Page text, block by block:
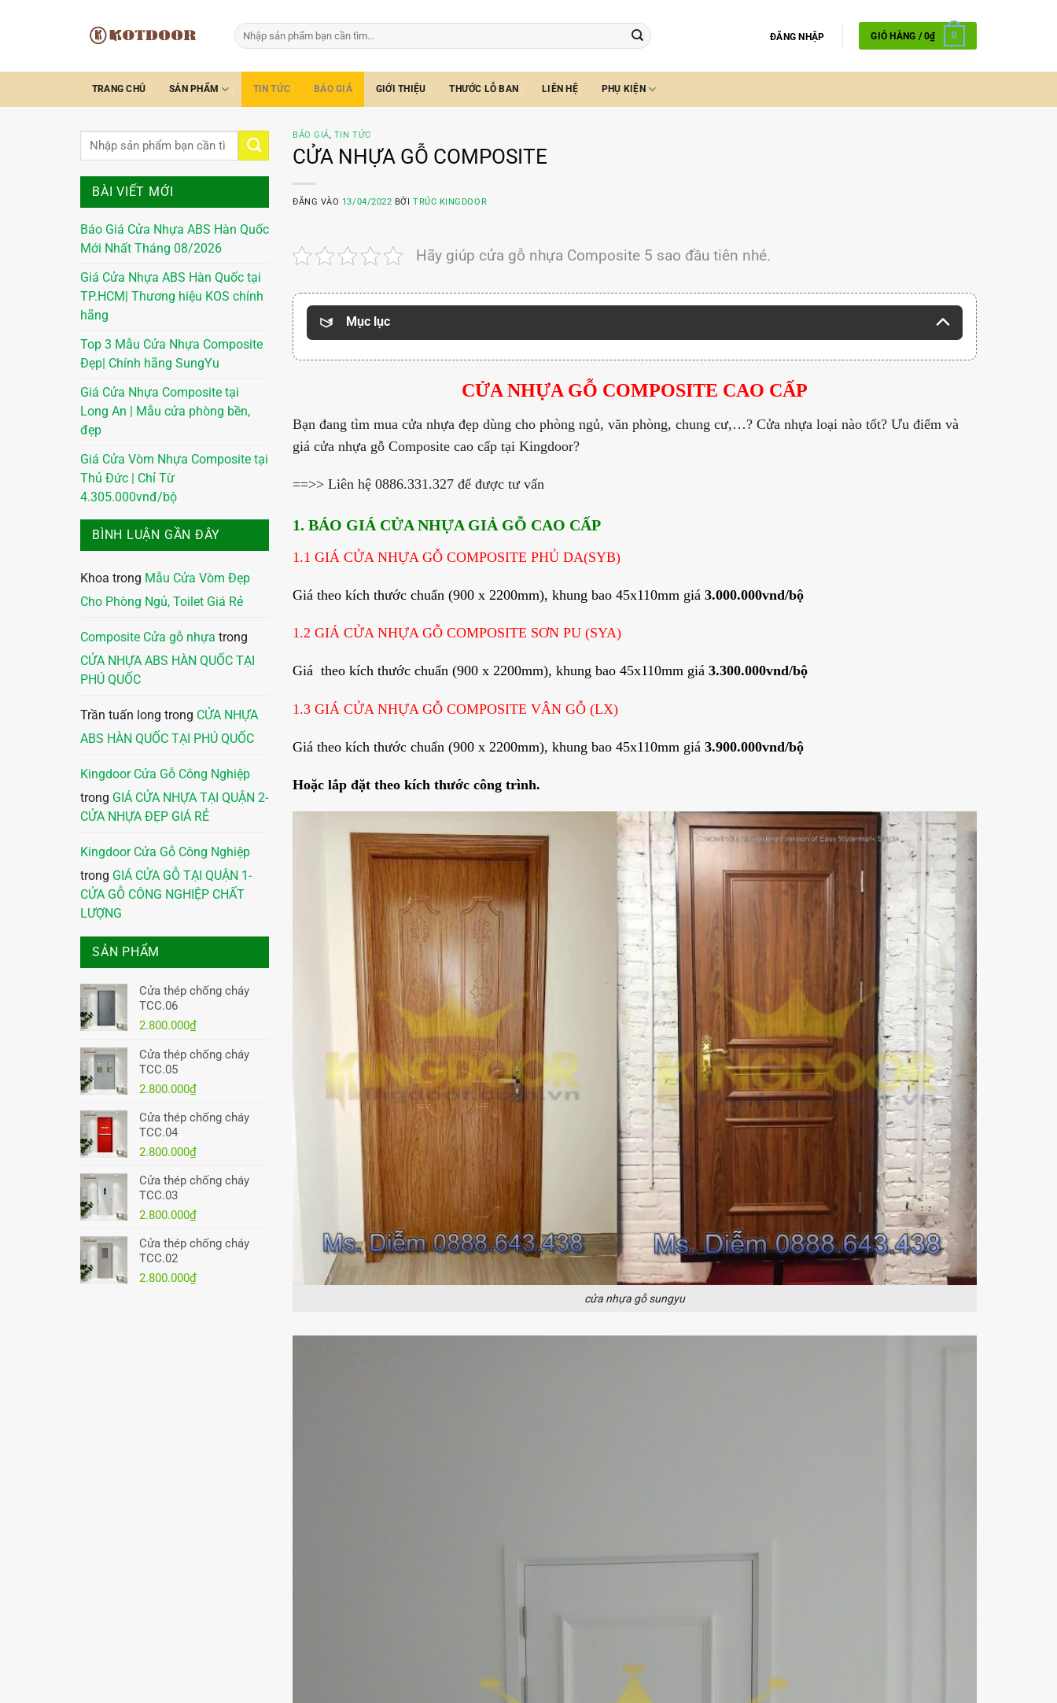
Tìm
kiếm:
ĐĂNG NHẬP GIỎ HÀNG /0₫ 0
TRANG CHỦ SẢN PHẨM TIN TỨC BÁO GIÁ GIỚI THIỆU THƯỚC LỖ BAN LIÊN HỆ PHỤ KIỆN
BÀI VIẾT MỚI
Báo Giá Cửa Nhựa ABS Hàn Quốc
Mới Nhất Tháng 08/2026
Giá Cửa Nhựa ABS Hàn Quốc tại
TP.HCM| Thương hiệu KOS chính
hãng
Top 3 Mẫu Cửa Nhựa Composite
Đẹp| Chính hãng SungYu
Giá Cửa Nhựa Composite tại
Long An | Mẫu cửa phòng bền,
đẹp
Giá Cửa Vòm Nhựa Composite tại
Thủ Đức | Chỉ Từ
4.305.000vnđ/bộ
BÌNH LUẬN GẦN ĐÂY
Khoa trong Mẫu Cửa Vòm Đẹp
Cho Phòng Ngủ, Toilet Giá Rẻ
Composite Cửa gỗ nhựa trong
CỬA NHỰA ABS HÀN QUỐC TẠI
PHÚ QUỐC
Trần tuấn long trong CỬA NHỰA
ABS HÀN QUỐC TẠI PHÚ QUỐC
Kingdoor Cửa Gỗ Công Nghiệp
trong GIÁ CỬA NHỰA TẠI QUẬN 2-
CỬA NHỰA ĐẸP GIÁ RẺ
Kingdoor Cửa Gỗ Công Nghiệp
trong GIÁ CỬA GỖ TẠI QUẬN 1-
CỬA GỖ CÔNG NGHIỆP CHẤT
LƯỢNG
SẢN PHẨM
Cửa thép chống cháy
TCC.06
2.800.000₫
Cửa thép chống cháy
TCC.05
2.800.000₫
Cửa thép chống cháy
TCC.04
2.800.000₫
Cửa thép chống cháy
TCC.03
2.800.000₫
Cửa thép chống cháy
TCC.02
2.800.000₫
BÁO GIÁ, TIN TỨC
CỬA NHỰA GỖ COMPOSITE
ĐĂNG VÀO 13/04/2022 BỞITRÚC KINGDOOR
Hãy giúp cửa gỗ nhựa Composite 5 sao đầu tiên nhé.
Mục lục
CỬA NHỰA GỖ COMPOSITE CAO CẤP
Bạn đang tìm mua cửa nhựa đẹp dùng cho phòng ngủ, văn phòng, chung cư,…? Cửa nhựa loại nào tốt? Ưu điểm và
giá cửa nhựa gỗ Composite cao cấp tại Kingdoor?
==>> Liên hệ 0886.331.327 để được tư vấn
1. BÁO GIÁ CỬA NHỰA GIẢ GỖ CAO CẤP
1.1 GIÁ CỬA NHỰA GỖ COMPOSITE PHỦ DA(SYB)
Giá theo kích thước chuẩn (900 x 2200mm), khung bao 45x110mm giá 3.000.000vnd/bộ
1.2 GIÁ CỬA NHỰA GỖ COMPOSITE SƠN PU (SYA)
Giá theo kích thước chuẩn (900 x 2200mm), khung bao 45x110mm giá 3.300.000vnd/bộ
1.3 GIÁ CỬA NHỰA GỖ COMPOSITE VÂN GỖ (LX)
Giá theo kích thước chuẩn (900 x 2200mm), khung bao 45x110mm giá 3.900.000vnd/bộ
Hoặc lắp đặt theo kích thước công trình.
cửa nhựa gỗ sungyu